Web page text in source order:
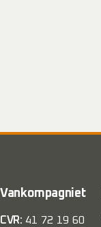
Vankompagniet
CVR: 41 72 19 60